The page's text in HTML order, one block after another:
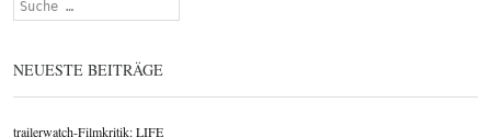
NEUESTE BEITRÄGE
trailerwatch-Filmkritik: LIFE